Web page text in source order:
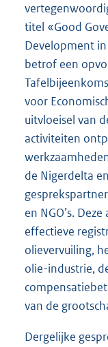
titel «Good
Development
betrof een
voor
uitvloeisel van
activiteiten
de Nigerdelta
en NGO’s.
effectieve
olievervuiling,
olie-industrie,
van de
Dergelijke